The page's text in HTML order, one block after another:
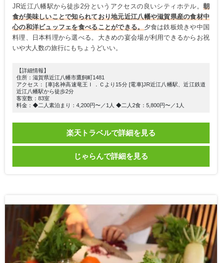
JR近江八幡駅から徒歩2分というアクセスの良いシティホテル。朝
食が美味しいことで知られており地元近江八幡や滋賀県産の食材中
心の和洋ビュッフェを食べることができる。 夕食は鉄板焼きや中国
料理、日本料理から選べる。大きめの宴会場が利用できるからお祝
いや大人数の旅行にもちょうどいい。
【詳細情報】
住所：滋賀県近江八幡市鷹飼町1481
アクセス： [車]名神高速竜王Ｉ．Ｃより15分 [電車]JR近江八幡駅、近江鉄道
近江八幡駅から徒歩2分
客室数：83室
料金：◆二人素泊まり：4,200円〜／1人 ◆二人2食：5,800円〜／1人
楽天トラベルで詳細を見る
じゃらんで詳細を見る